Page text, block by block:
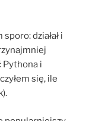
działał i
Pythona i
się, ile